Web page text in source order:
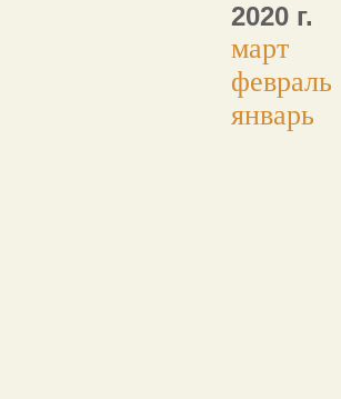
2020 г.
март
февраль
январь